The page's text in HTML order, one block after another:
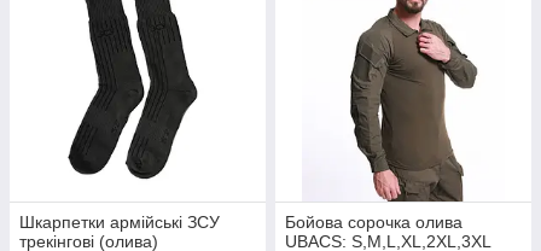
Шкарпетки армійські ЗСУ
трекінгові (олива)
Бойова сорочка олива
UBACS: S,M,L,XL,2XL,3XL